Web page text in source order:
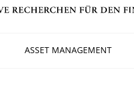
ASSET MANAGEMENT